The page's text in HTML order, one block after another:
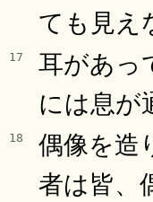
ても見え
17
耳があっ
には息が
18
偶像を造
者は皆、